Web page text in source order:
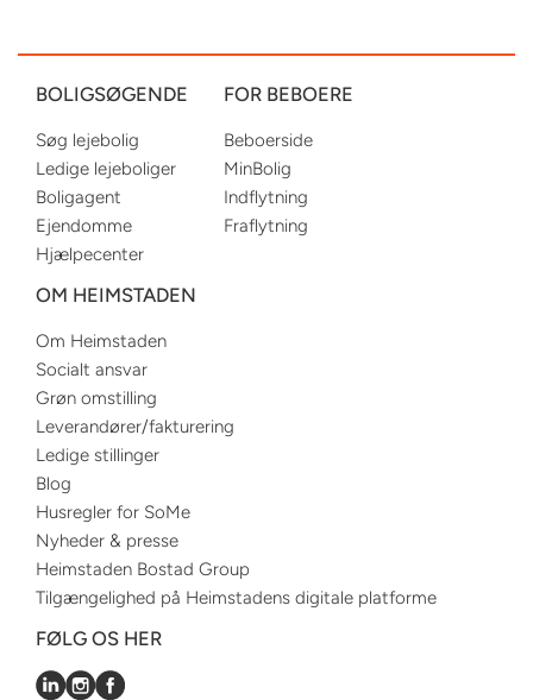
BOLIGSØGENDE
Søg lejebolig
Ledige lejeboliger
Boligagent
Ejendomme
Hjælpecenter
FOR BEBOERE
Beboerside
MinBolig
Indflytning
Fraflytning
OM HEIMSTADEN
Om Heimstaden
Socialt ansvar
Grøn omstilling
Leverandører/fakturering
Ledige stillinger
Blog
Husregler for SoMe
Nyheder & presse
Heimstaden Bostad Group
Tilgængelighed på Heimstadens digitale platforme
FØLG OS HER